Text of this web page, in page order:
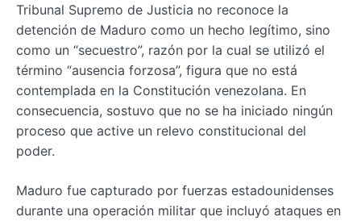
Tribunal Supremo de Justicia no reconoce la
detención de Maduro como un hecho legítimo, sino
como un “secuestro”, razón por la cual se utilizó el
término “ausencia forzosa”, figura que no está
contemplada en la Constitución venezolana. En
consecuencia, sostuvo que no se ha iniciado ningún
proceso que active un relevo constitucional del
poder.
Maduro fue capturado por fuerzas estadounidenses
durante una operación militar que incluyó ataques en